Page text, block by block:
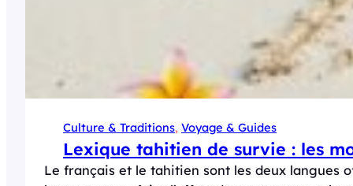
Culture & Traditions, Voyage & Guides
Lexique tahitien de survie : les
Le français et le tahitien sont les deux langues